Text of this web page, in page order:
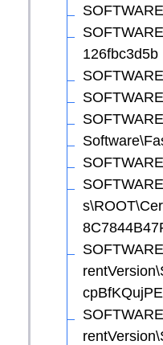
126fbc3d5b
cpBfKQujPE